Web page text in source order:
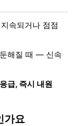
속되거나 점점
해질 때 — 신속
급, 즉시 내원
가요